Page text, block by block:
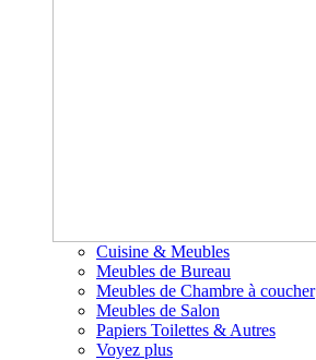
Cuisine & Meubles
Meubles de Bureau
Meubles de Chambre à coucher
Meubles de Salon
Papiers Toilettes & Autres
Voyez plus